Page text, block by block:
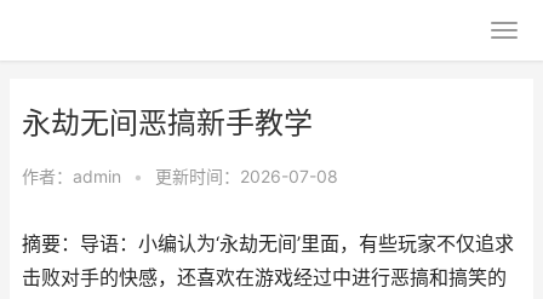
永劫无间恶搞新手教学
作者： admin • 更新时间：2026-07-08
摘要：导语：小编认为‘永劫无间’里面，有些玩家不仅追求
击败对手的快感，还喜欢在游戏经过中进行恶搞和搞笑的